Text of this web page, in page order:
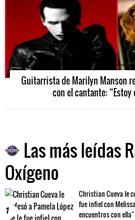
Guitarrista de Marilyn Manson
con el cantante: “Estoy
Las más leídas
Oxígeno
1
Christian Cueva le
fue infiel con
encuentros con ella"